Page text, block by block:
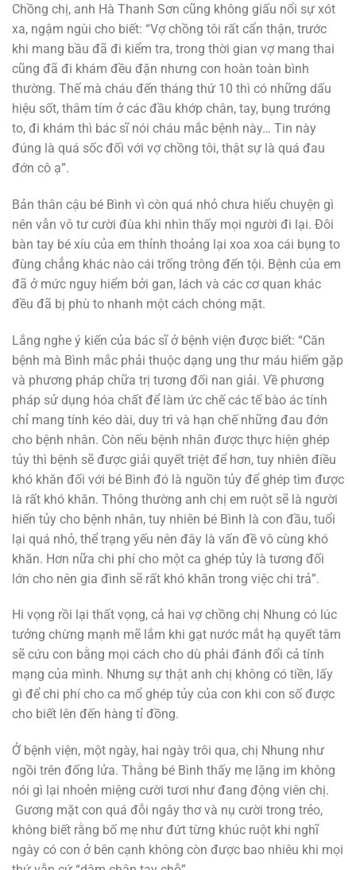
Chồng chị, anh Hà Thanh Sơn cũng không giấu nổi sự xót
xa, ngậm ngùi cho biết: “Vợ chồng tôi rất cẩn thận, trước
khi mang bầu đã đi kiểm tra, trong thời gian vợ mang thai
cũng đã đi khám đều đặn nhưng con hoàn toàn bình
thường. Thế mà cháu đến tháng thứ 10 thì có những dấu
hiệu sốt, thâm tím ở các đầu khớp chân, tay, bụng trướng
to, đi khám thì bác sĩ nói cháu mắc bệnh này… Tin này
đúng là quá sốc đối với vợ chồng tôi, thật sự là quá đau
đớn cô ạ”.
Bản thân cậu bé Bình vì còn quá nhỏ chưa hiểu chuyện gì
nên vẫn vô tư cười đùa khi nhìn thấy mọi người đi lại. Đôi
bàn tay bé xíu của em thỉnh thoảng lại xoa xoa cái bụng to
đùng chẳng khác nào cái trống trông đến tội. Bệnh của em
đã ở mức nguy hiểm bởi gan, lách và các cơ quan khác
đều đã bị phù to nhanh một cách chóng mặt.
Lắng nghe ý kiến của bác sĩ ở bệnh viện được biết: “Căn
bệnh mà Bình mắc phải thuộc dạng ung thư máu hiếm gặp
và phương pháp chữa trị tương đối nan giải. Về phương
pháp sử dụng hóa chất để làm ức chế các tế bào ác tính
chỉ mang tính kéo dài, duy trì và hạn chế những đau đớn
cho bệnh nhân. Còn nếu bệnh nhân được thực hiện ghép
tủy thì bệnh sẽ được giải quyết triệt để hơn, tuy nhiên điều
khó khăn đối với bé Bình đó là nguồn tủy để ghép tìm được
là rất khó khăn. Thông thường anh chị em ruột sẽ là người
hiến tủy cho bệnh nhân, tuy nhiên bé Bình là con đầu, tuổi
lại quá nhỏ, thể trạng yếu nên đây là vấn đề vô cùng khó
khăn. Hơn nữa chi phí cho một ca ghép tủy là tương đối
lớn cho nên gia đình sẽ rất khó khăn trong việc chi trả”.
Hi vọng rồi lại thất vọng, cả hai vợ chồng chị Nhung có lúc
tưởng chừng mạnh mẽ lắm khi gạt nước mắt hạ quyết tâm
sẽ cứu con bằng mọi cách cho dù phải đánh đổi cả tính
mạng của mình. Nhưng sự thật anh chị không có tiền, lấy
gì để chi phí cho ca mổ ghép tủy của con khi con số được
cho biết lên đến hàng tỉ đồng.
Ở bệnh viện, một ngày, hai ngày trôi qua, chị Nhung như
ngồi trên đống lửa. Thằng bé Bình thấy mẹ lặng im không
nói gì lại nhoẻn miệng cười tươi như đang động viên chị.
Gương mặt con quá đỗi ngây thơ và nụ cười trong trẻo,
không biết rằng bố mẹ như đứt từng khúc ruột khi nghĩ
ngày có con ở bên cạnh không còn được bao nhiêu khi mọi